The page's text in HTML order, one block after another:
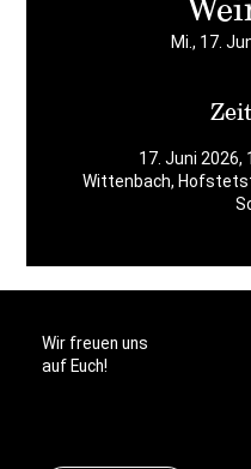
Mi., 17.
17. Juni 2026,
Wittenbach,
Wir freuen uns
auf Euch!